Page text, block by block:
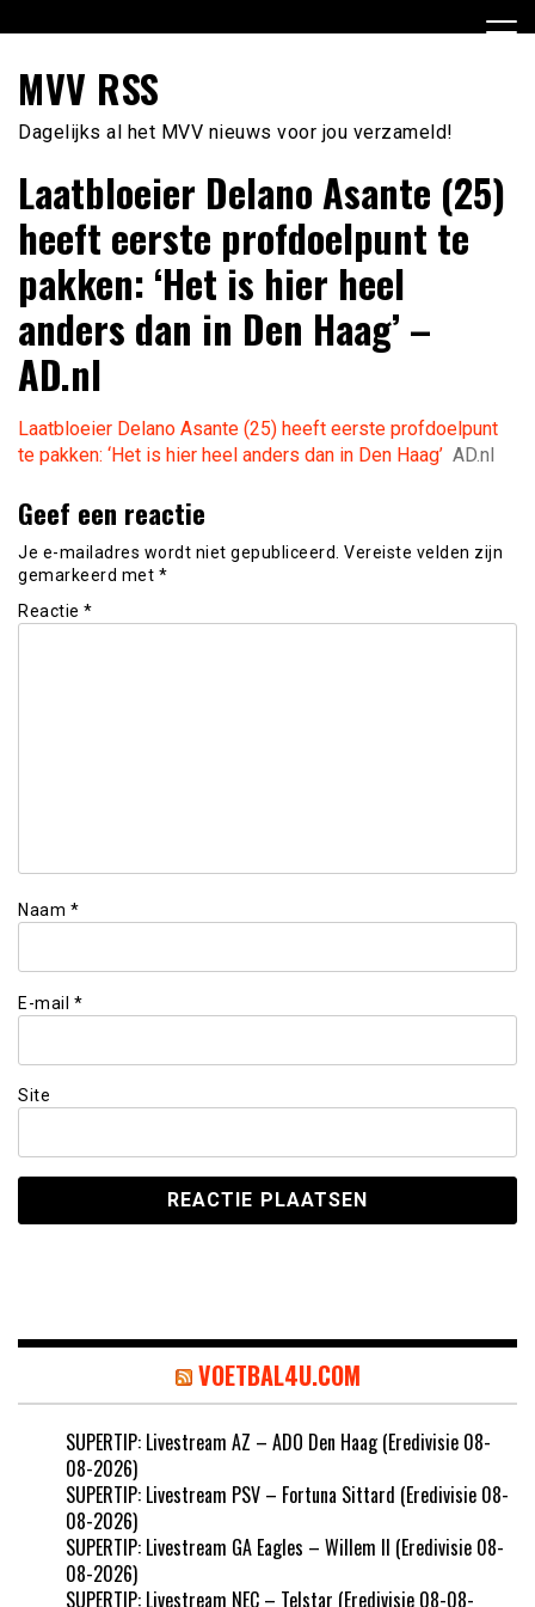
naar
inhoud
MVV RSS
Dagelijks al het MVV nieuws voor jou verzameld!
Laatbloeier Delano Asante (25)
heeft eerste profdoelpunt te
pakken: ‘Het is hier heel
anders dan in Den Haag’ –
AD.nl
Laatbloeier Delano Asante (25) heeft eerste profdoelpunt
te pakken: ‘Het is hier heel anders dan in Den Haag’ AD.nl
Geef een reactie
Je e-mailadres wordt niet gepubliceerd. Vereiste velden zijn
gemarkeerd met *
Reactie *
Naam *
E-mail *
Site
VOETBAL4U.COM
SUPERTIP: Livestream AZ – ADO Den Haag (Eredivisie 08-
08-2026)
SUPERTIP: Livestream PSV – Fortuna Sittard (Eredivisie 08-
08-2026)
SUPERTIP: Livestream GA Eagles – Willem II (Eredivisie 08-
08-2026)
SUPERTIP: Livestream NEC – Telstar (Eredivisie 08-08-